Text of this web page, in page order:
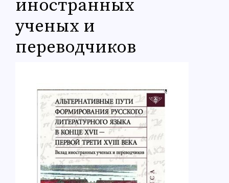
иностранных
ученых и
переводчиков